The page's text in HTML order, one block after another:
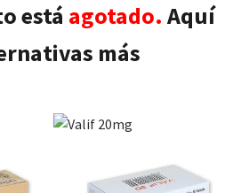
está agotado. Aquí
más